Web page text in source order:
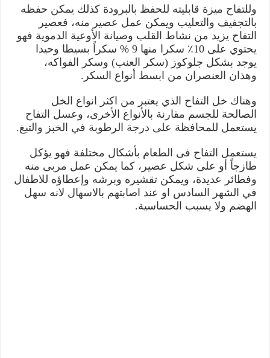
وللتفاح ميزة قابليته للحفظ بالبرودة كذلك يمكن حفظه
بالتجفيف والتعليب ويمكن عمل عصير منه، فعصير
التفاح يزيد من نشاط القلب وصيانة الأوعية الدموية فهو
يحتوي على 10٪ سكرا منها 9 % سكراً بسيطا وحيدا
يوجد بشكل جلوكوز (سكر العنب) وسكر الفواكه،
وهذان العنصران من ابسط أنواع السكر.
وهناك خل التفاح الذي يعتبر من اكثر انواع الخل
الصالحة للجسم مقارنة بالأنواع الأخرى، وعسل التفاح
يستعمل للمحافظة على درجة الرطوبة في الخبز والتبغ.
يستعمل التفاح فى الطعام بأشكال مختلفة فهو يؤكل
طازجاً أو على شكل عصير، كما يمكن عمل مربى منه
وفطائر عديدة، ويمكن تقشيره وبرشه وإعطاؤه للاطفال
في الشهر السادس او عند اصابتهم بالاسهال لانه سهل
الهضم ولا يسبب الحساسية.